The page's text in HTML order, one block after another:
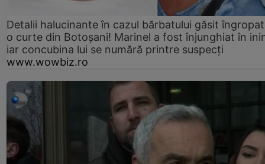
Detalii halucinante în cazul bărbatului găsit
o curte din Botoșani! Marinel a fost înjunghiat în
iar concubina lui se numără printre suspecți
www.wowbiz.ro